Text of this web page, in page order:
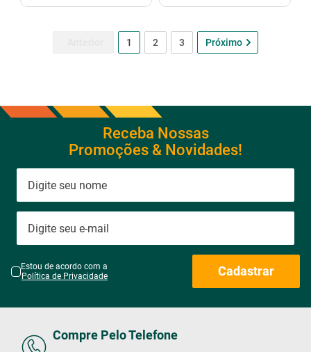
1 2 3
Receba Nossas
Promoções & Novidades!
Estou de acordo com a
Política de Privacidade
Cadastrar
Compre Pelo Telefone